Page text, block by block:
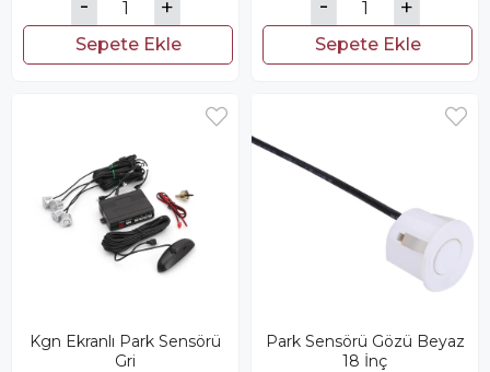
Sepete Ekle Sepete Ekle
Kgn Ekranlı Park Sensörü
Gri
Park Sensörü Gözü Beyaz
18 İnç